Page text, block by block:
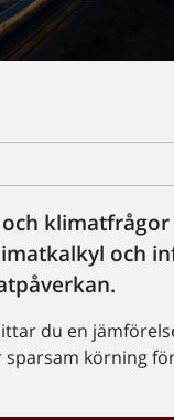
klimatfrågor
och
du en
körning